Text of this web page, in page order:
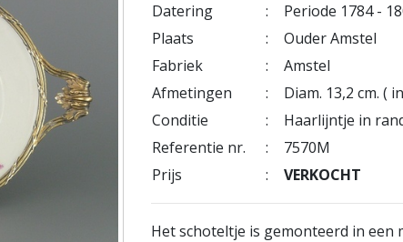
Datering
:
Periode 1784 -
Plaats
:
Ouder Amstel
Fabriek
:
Amstel
Afmetingen
:
Diam. 13,2 cm. (
Conditie
:
Haarlijntje in
Referentie nr.
:
7570M
Prijs
: VERKOCHT
Het schoteltje is gemonteerd in een